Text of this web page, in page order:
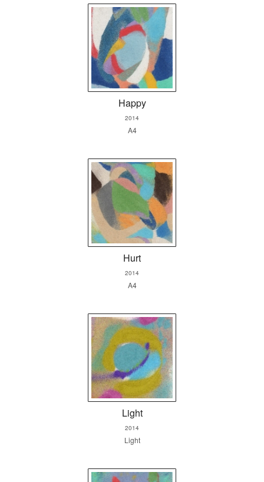
Happy
2014
A4
Hurt
2014
A4
Light
2014
Light